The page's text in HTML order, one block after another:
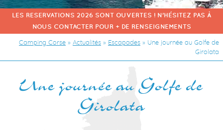
LES RESERVATIONS 2026 SONT OUVERTES ! N'HÉSITEZ PAS À
NOUS CONTACTER POUR + DE RENSEIGNEMENTS
Camping Corse » Actualités » Escapades » Une journée au Golfe de
Girolata
Une journée au Golfe de
Girolata